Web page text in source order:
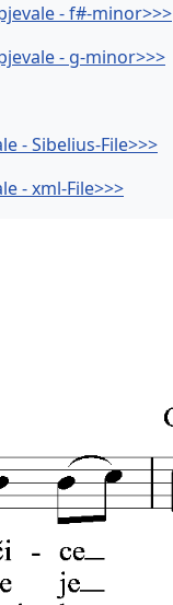
- f#-minor>>>
- g-minor>>>
- Sibelius-File>>>
- xml-File>>>